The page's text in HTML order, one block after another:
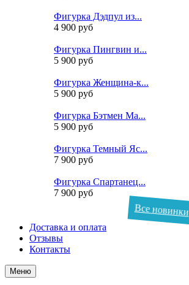
Фигурка Дэдпул из...
4 900 руб
Фигурка Пингвин и...
5 900 руб
Фигурка Женщина-к...
5 900 руб
Фигурка Бэтмен Ма...
5 900 руб
Фигурка Темный Яс...
7 900 руб
Фигурка Спартанец...
7 900 руб
Все новинки
Доставка и оплата
Отзывы
Контакты
Меню